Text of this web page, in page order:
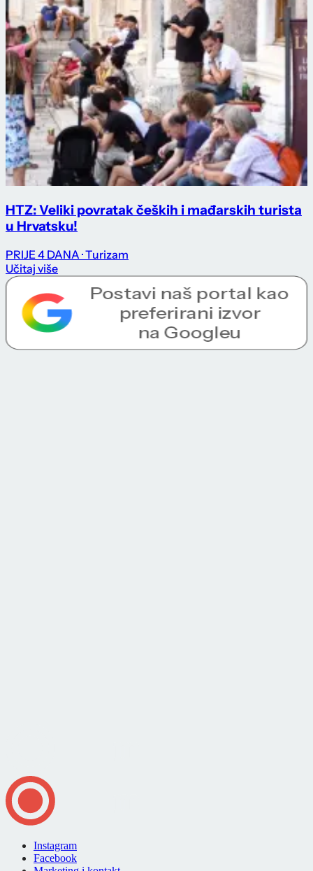
HTZ: Veliki povratak čeških i mađarskih turista
u Hrvatsku!
PRIJE 4 DANA · Turizam
Učitaj više
Instagram
Facebook